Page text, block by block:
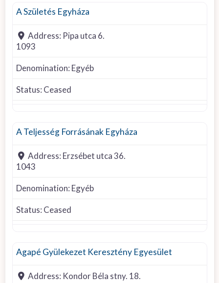
A Születés Egyháza
Address: Pipa utca 6.
1093
Denomination: Egyéb
Status: Ceased
A Teljesség Forrásának Egyháza
Address: Erzsébet utca 36.
1043
Denomination: Egyéb
Status: Ceased
Agapé Gyülekezet Keresztény Egyesület
Address: Kondor Béla stny. 18.